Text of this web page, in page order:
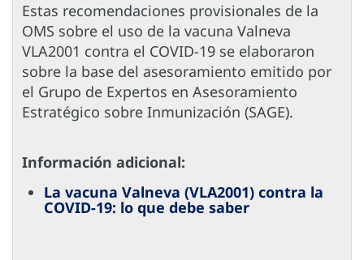
Estas recomendaciones provisionales de la
OMS sobre el uso de la vacuna Valneva
VLA2001 contra el COVID-19 se elaboraron
sobre la base del asesoramiento emitido por
el Grupo de Expertos en Asesoramiento
Estratégico sobre Inmunización (SAGE).
Información adicional:
La vacuna Valneva (VLA2001) contra la
COVID-19: lo que debe saber